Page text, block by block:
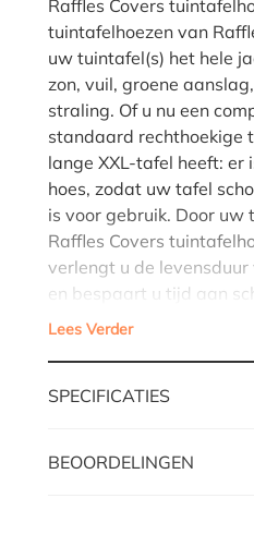
Raffles Covers
tuintafelhoezen van
uw tuintafel(s) het hele
zon, vuil, groene
straling. Of u nu een
standaard rechthoekige
lange XXL-tafel heeft: er
hoes, zodat uw tafel
is voor gebruik. Door uw
Raffles Covers
verlengt u de
en bespaart u tijd aan
Lees Verder
SPECIFICATIES
BEOORDELINGEN